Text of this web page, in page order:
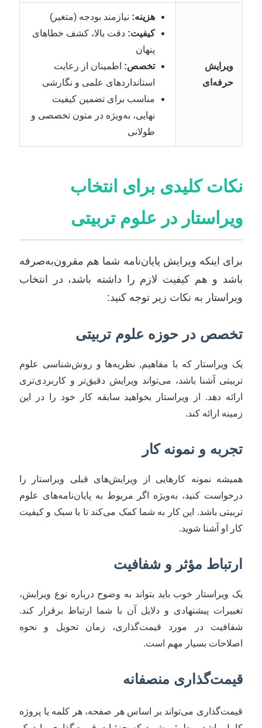
ویرایش
حرفه‌ای
هزینه: نیازمند بودجه (متغیر)
کیفیت: دقت بالا، کشف خطاهای
پنهان
تخصص: اطمینان از رعایت
استانداردهای علمی و نگارشی
مناسب برای تضمین کیفیت
نهایی، به‌ویژه در متون تخصصی و
طولانی
نکات کلیدی برای انتخاب
ویراستار در علوم تربیتی
برای اینکه ویرایش پایان‌نامه شما هم مقرون‌به‌صرفه
باشد و هم کیفیت لازم را داشته باشد، در انتخاب
ویراستار به نکات زیر توجه کنید:
تخصص در حوزه علوم تربیتی
یک ویراستار که با مفاهیم, نظریه‌ها و روش‌شناسی علوم
تربیتی آشنا باشد، می‌تواند ویرایش دقیق‌تر و کاربردی‌تری
ارائه دهد. از ویراستار بخواهید سابقه کار خود را در این
زمینه ارائه کند.
تجربه و نمونه کار
همیشه نمونه کارهایی از ویرایش‌های قبلی ویراستار را
درخواست کنید، به‌ویژه اگر مربوط به پایان‌نامه‌های علوم
تربیتی باشد. این کار به شما کمک می‌کند تا با سبک و کیفیت
کار او آشنا شوید.
ارتباط مؤثر و شفافیت
یک ویراستار خوب باید بتواند به وضوح درباره نوع ویرایش،
تغییرات پیشنهادی و دلایل آن با شما ارتباط برقرار کند.
شفافیت در مورد قیمت‌گذاری، زمان تحویل و نحوه
اصلاحات بسیار مهم است.
قیمت‌گذاری منصفانه
قیمت‌گذاری می‌تواند بر اساس هر صفحه، هر کلمه یا پروژه